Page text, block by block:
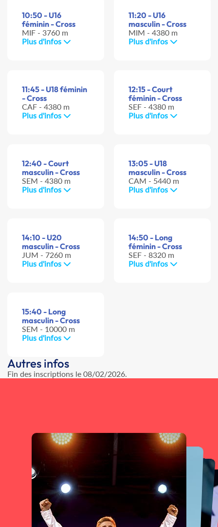
10:50 - U16
féminin - Cross
MIF - 3760 m
Plus d'infos
11:20 - U16
masculin - Cross
MIM - 4380 m
Plus d'infos
11:45 - U18 féminin
- Cross
CAF - 4380 m
Plus d'infos
12:15 - Court
féminin - Cross
SEF - 4380 m
Plus d'infos
12:40 - Court
masculin - Cross
SEM - 4380 m
Plus d'infos
13:05 - U18
masculin - Cross
CAM - 5440 m
Plus d'infos
14:10 - U20
masculin - Cross
JUM - 7260 m
Plus d'infos
14:50 - Long
féminin - Cross
SEF - 8320 m
Plus d'infos
15:40 - Long
masculin - Cross
SEM - 10000 m
Plus d'infos
Autres infos
Fin des inscriptions le 08/02/2026.